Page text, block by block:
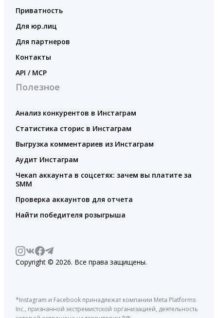
Приватность
Для юр.лиц
Для партнеров
Контакты
API / MCP
Полезное
Анализ конкурентов в Инстаграм
Статистика сторис в Инстаграм
Выгрузка комментариев из Инстаграм
Аудит Инстаграм
Чекап аккаунта в соцсетях: зачем вы платите за
SMM
Проверка аккаунтов для отчета
Найти победителя розыгрыша
Copyright © 2026. Все права защищены.
*Instagram и Facebook принадлежат компании Meta Platforms
Inc., признанной экстремистской организацией, деятельность